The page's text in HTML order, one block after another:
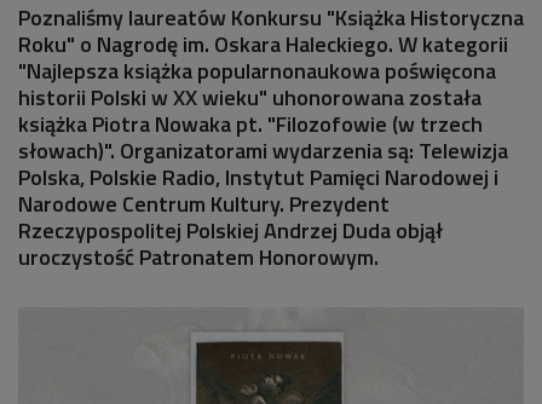
Poznaliśmy laureatów Konkursu "Książka Historyczna
Roku" o Nagrodę im. Oskara Haleckiego. W kategorii
"Najlepsza książka popularnonaukowa poświęcona
historii Polski w XX wieku" uhonorowana została
książka Piotra Nowaka pt. "Filozofowie (w trzech
słowach)". Organizatorami wydarzenia są: Telewizja
Polska, Polskie Radio, Instytut Pamięci Narodowej i
Narodowe Centrum Kultury. Prezydent
Rzeczypospolitej Polskiej Andrzej Duda objął
uroczystość Patronatem Honorowym.